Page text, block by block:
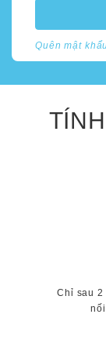
Quên mật
Chỉ sau